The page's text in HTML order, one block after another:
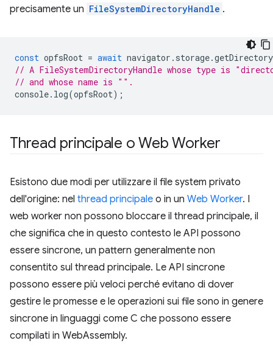
precisamente un FileSystemDirectoryHandle .
const opfsRoot = await navigator . storage.getDirectory
// A FileSystemDirectoryHandle whose type is
// and whose name is "".
console. log(opfsRoot);
Thread principale o Web Worker
Esistono due modi per utilizzare il file system privato
dell'origine: nel thread principale o in un Web Worker. I
web worker non possono bloccare il thread principale, il
che significa che in questo contesto le API possono
essere sincrone, un pattern generalmente non
consentito sul thread principale. Le API sincrone
possono essere più veloci perché evitano di dover
gestire le promesse e le operazioni sui file sono in genere
sincrone in linguaggi come C che possono essere
compilati in WebAssembly.